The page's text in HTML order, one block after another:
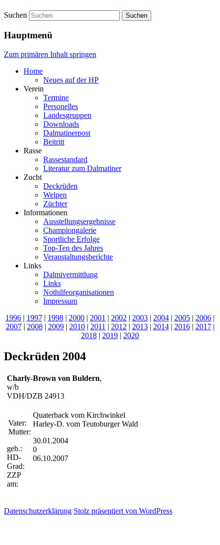
Suchen
Hauptmenü
Zum primären Inhalt springen
Home
Neues auf der HP
Verein
Termine
Personelles
Landesgruppen
Downloads
Dalmatinerpost
Beitritt
Rasse
Rassestandard
Literatur zum Dalmatiner
Zucht
Deckrüden
Welpen
Züchter
Informationen
Ausstellungsergebnisse
Championgalerie
Sportliche Erfolge
Top-Ten des Jahres
Veranstaltungsberichte
Links
Dalmivermittlung
Links
Nothilfeorganisationen
Impressum
1996 | 1997 | 1998 | 2000 | 2001 | 2002 | 2003 | 2004 | 2005 | 2006 |
2007| 2008| 2009| 2010| 2011 | 2012 | 2013| 2014| 2016| 2017|
2018 | 2019 | 2020
Deckrüden 2004
Charly-Brown von Buldern,
w/b
VDH/DZB 24913
Vater:
Mutter:
geb.:
HD-
Grad:
ZZP
am:
Quaterback vom Kirchwinkel
Harley-D. vom Teutoburger Wald
30.01.2004
0
06.10.2007
Datenschutzerklärung Stolz präsentiert von WordPress